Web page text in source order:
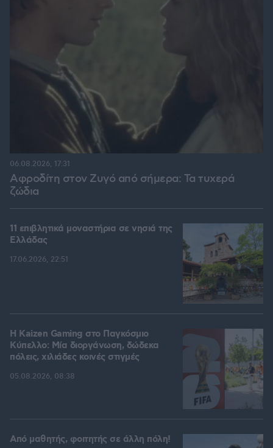
Αφροδίτη στον Ζυγό από σήμερα: Τα τυχερά
ζώδια
06.08.2026, 17:31
11 επιβλητικά μοναστήρια σε νησιά της
Ελλάδας
17.06.2026, 22:51
H Kaizen Gaming στο Παγκόσμιο
Kύπελλο: Μία διοργάνωση, δώδεκα
πόλεις, χιλιάδες κοινές στιγμές
05.08.2026, 08:38
Από μαθητής, φοιτητής σε άλλη πόλη!